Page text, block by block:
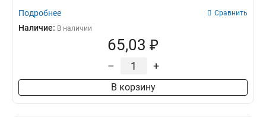
Подробнее Сравнить
Наличие: В наличии
65,03 ₽
– +
В корзину